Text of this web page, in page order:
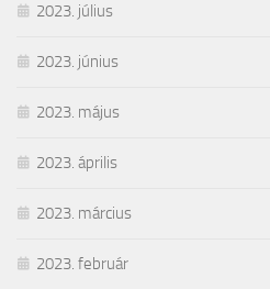
2023. július
2023. június
2023. május
2023. április
2023. március
2023. február